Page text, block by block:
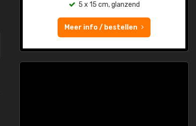
5 x 15 cm, glanzend
Meer info / bestellen